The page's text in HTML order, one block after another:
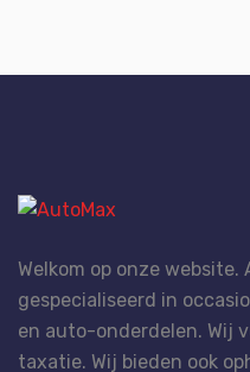
Welkom op onze
gespecialiseerd in
en auto-onderdelen. Wij
taxatie. Wij bieden ook